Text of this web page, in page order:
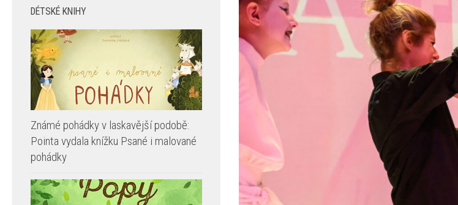
DÉTSKÉ KNIHY
Známé pohádky v laskavější podobě:
Pointa vydala knížku Psané i malované
pohádky